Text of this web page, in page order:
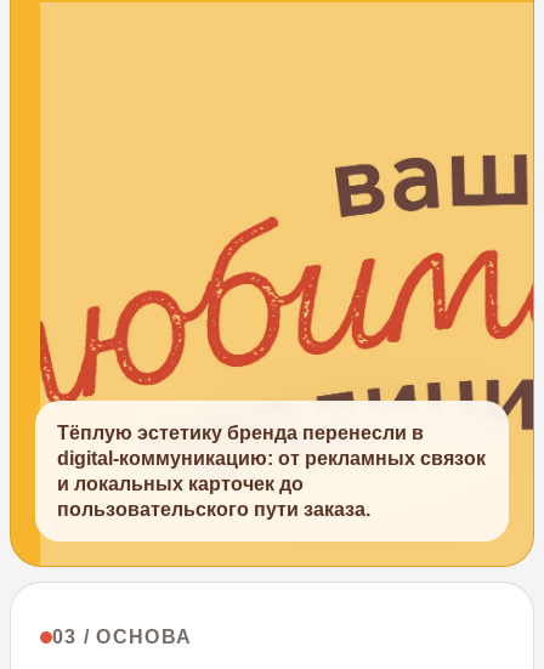
Тёплую эстетику бренда перенесли в
digital-коммуникацию: от рекламных связок
и локальных карточек до
пользовательского пути заказа.
03 / ОСНОВА